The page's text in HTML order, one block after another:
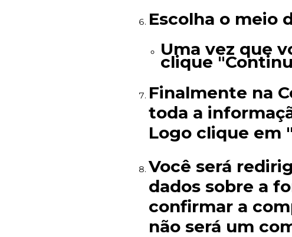
Escolha o meio
Uma vez que
clique
Finalmente na
toda a
Logo clique em
Você será
dados sobre a
confirmar a
não será um